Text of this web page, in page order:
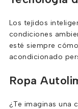
Los tejidos
condiciones
esté siempre
acondicionado
Ropa
¿Te imaginas una